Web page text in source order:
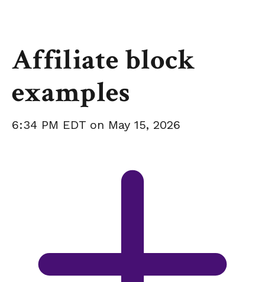
Affiliate block
examples
6:34 PM EDT on May 15, 2026